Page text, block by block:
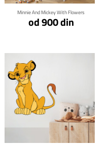
Minnie And Mickey With Flowers
od 900 din
Klikni za detalje